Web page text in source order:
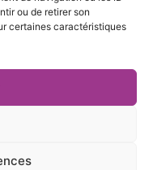
ou de retirer son
certaines caractéristiques